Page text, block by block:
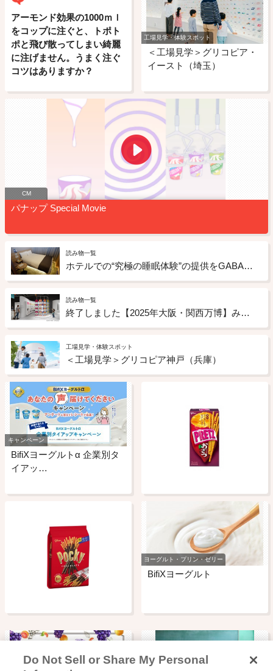
アーモンド効果の1000ｍｌ
をコップに注ぐと、トポト
ポと飛び散ってしまい綺麗
に注げません。うまく注ぐ
コツはありますか？
工場見学・体験スポット
＜工場見学＞グリコピア・
イースト（埼玉）
CM
パナップ Special Movie
読み物一覧
ホテルでの“究極の睡眠体験”の提供をGABAチョコレートもサポート ドーミーインの「睡眠ととのいルーム」への取り組み
読み物一覧
終了しました【2025年大阪・関西万博】みんなが幸せになる未来のお菓子のアイデアを募集
工場見学・体験スポット
＜工場見学＞グリコピア神戸（兵庫）
キャンペーン
BifiXヨーグルトα 企業別タ
イアッ…
ヨーグルト・プリン・ゼリー
BifiXヨーグルト
Do Not Sell or Share My Personal